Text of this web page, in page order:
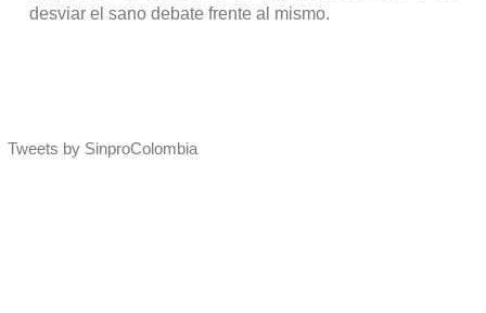
desviar el sano debate frente al mismo.
Tweets by SinproColombia